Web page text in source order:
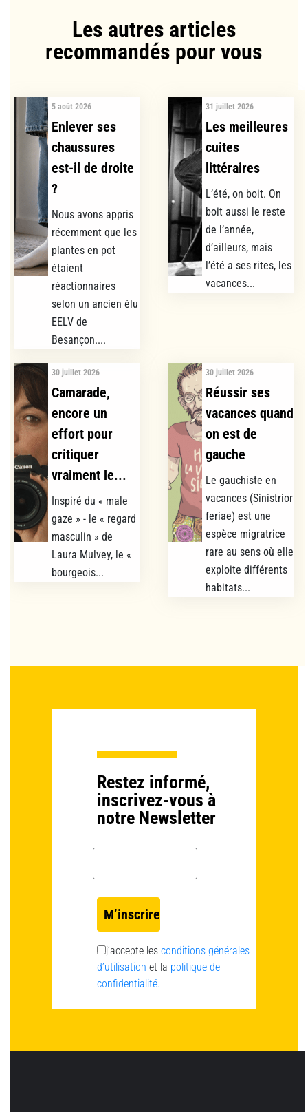
Les autres articles
recommandés pour vous​
5 août 2026
Enlever ses
chaussures
est-il de droite
?
Nous avons appris
récemment que les
plantes en pot
étaient
réactionnaires
selon un ancien élu
EELV de
Besançon....
31 juillet 2026
Les meilleures
cuites
littéraires
L’été, on boit. On
boit aussi le reste
de l’année,
d’ailleurs, mais
l’été a ses rites, les
vacances...
30 juillet 2026
Camarade,
encore un
effort pour
critiquer
vraiment le...
Inspiré du « male
gaze » - le « regard
masculin » de
Laura Mulvey, le «
bourgeois...
30 juillet 2026
Réussir ses
vacances quand
on est de
gauche
Le gauchiste en
vacances (Sinistrior
feriae) est une
espèce migratrice
rare au sens où elle
exploite différents
habitats...
Restez informé,
inscrivez-vous à
notre Newsletter
j’accepte les conditions générales
d’utilisation et la politique de
confidentialité.